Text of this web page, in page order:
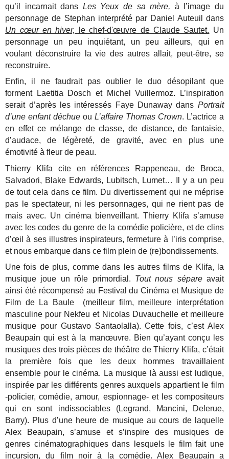
qu’il incarnait dans Les Yeux de sa mère, à l’image du
personnage de Stephan interprété par Daniel Auteuil dans
Un cœur en hiver, le chef-d'œuvre de Claude Sautet. Un
personnage un peu inquiétant, un peu ailleurs, qui en
voulant déconstruire la vie des autres allait, peut-être, se
reconstruire.
Enfin, il ne faudrait pas oublier le duo désopilant que
forment Laetitia Dosch et Michel Vuillermoz. L’inspiration
serait d’après les intéressés Faye Dunaway dans Portrait
d’une enfant déchueou L’affaire Thomas Crown. L’actrice a
en effet ce mélange de classe, de distance, de fantaisie,
d’audace, de légèreté, de gravité, avec en plus une
émotivité à fleur de peau.
Thierry Klifa cite en références Rappeneau, de Broca,
Salvadori, Blake Edwards, Lubitsch, Lumet… Il y a un peu
de tout cela dans ce film. Du divertissement qui ne méprise
pas le spectateur, ni les personnages, qui ne rient pas de
mais avec. Un cinéma bienveillant. Thierry Klifa s’amuse
avec les codes du genre de la comédie policière, et de clins
d’œil à ses illustres inspirateurs, fermeture à l’iris comprise,
et nous embarque dans ce film plein de (re)bondissements.
Une fois de plus, comme dans les autres films de Klifa, la
musique joue un rôle primordial. Tout nous sépareavait
ainsi été récompensé au Festival du Cinéma et Musique de
Film de La Baule (meilleur film, meilleure interprétation
masculine pour Nekfeu et Nicolas Duvauchelle et meilleure
musique pour Gustavo Santaolalla). Cette fois, c’est Alex
Beaupain qui est à la manœuvre. Bien qu’ayant conçu les
musiques des trois pièces de théâtre de Thierry Klifa, c’était
la première fois que les deux hommes travaillaient
ensemble pour le cinéma. La musique là aussi est ludique,
inspirée par les différents genres auxquels appartient le film
-policier, comédie, amour, espionnage- et les compositeurs
qui en sont indissociables (Legrand, Mancini, Delerue,
Barry). Plus d’une heure de musique au cours de laquelle
Alex Beaupain, s’amuse et s’inspire des musiques de
genres cinématographiques dans lesquels le film fait une
incursion, du film noir à la comédie. Alex Beaupain a